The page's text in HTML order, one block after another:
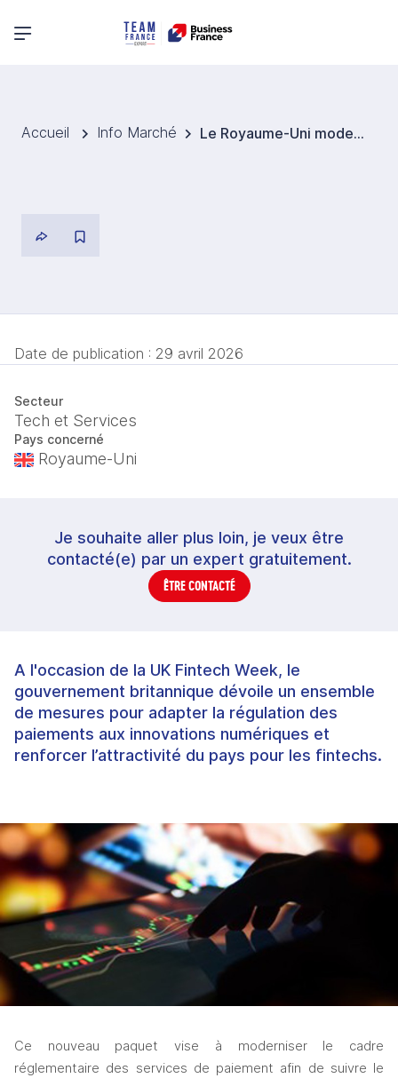
Menu principal
Accueil Info Marché Le Royaume-Uni modernise ses paiements pour rester leader de la fintech
Date de publication : 29 avril 2026
Secteur
Tech et Services
Pays concerné
Royaume-Uni
Je souhaite aller plus loin, je veux être
contacté(e) par un expert gratuitement.
ÊTRE CONTACTÉ
A l'occasion de la UK Fintech Week, le
gouvernement britannique dévoile un ensemble
de mesures pour adapter la régulation des
paiements aux innovations numériques et
renforcer l’attractivité du pays pour les fintechs.
Ce nouveau paquet vise à moderniser le cadre
réglementaire des services de paiement afin de suivre le